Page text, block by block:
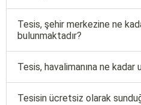
Tesis, şehir merkezine ne
bulunmaktadır?
Tesis, havalimanına ne kadar
Tesisin ücretsiz olarak